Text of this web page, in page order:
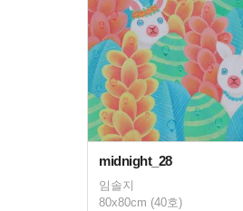
midnight_28
임솔지
80x80cm (40호)